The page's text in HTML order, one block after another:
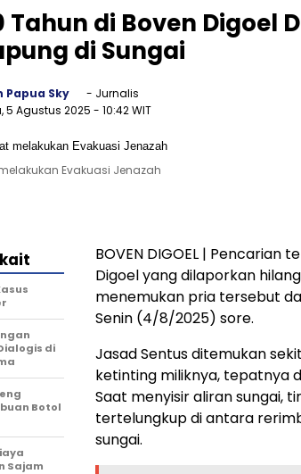
Tahun di Boven Digoel
di Sungai
Papua Sky
- Jurnalis
5 Agustus 2025 - 10:42 WIT
Evakuasi Jenazah
BOVEN DIGOEL | Pencarian
Digoel yang dilaporkan
menemukan pria tersebut
Senin (4/8/2025) sore.
Jasad Sentus ditemukan
ketinting miliknya, tepatnya di
Saat menyisir aliran sungai,
tertelungkup di antara
sungai.
di
Botol
Sajam